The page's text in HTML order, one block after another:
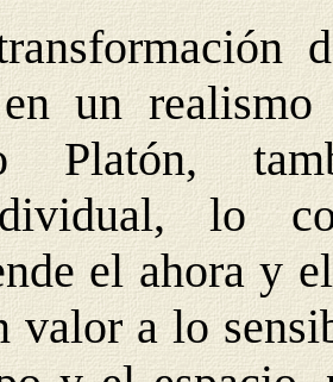
un
Platón,
lo
el ahora y
valor a lo